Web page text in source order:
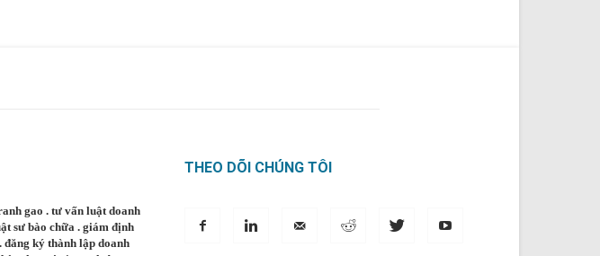
gao . tư vấn luật doanh
sư bào chữa . giám định
. đăng ký thành lập doanh
THEO DÕI CHÚNG TÔI